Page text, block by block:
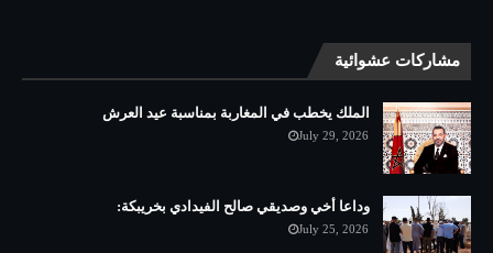
مشاركات عشوائية
الملك يخطب في المغاربة بمناسبة عيد العرش
July 29, 2026
وداعا أخي وصديقي صالح الفيدادي بخريبكة:
July 25, 2026